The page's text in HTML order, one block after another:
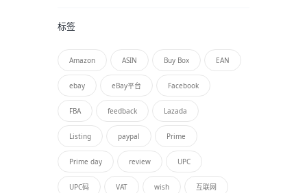
标签
Amazon ASIN Buy Box EAN
ebay eBay平台 Facebook
FBA feedback Lazada
Listing paypal Prime
Prime day review UPC
UPC码 VAT wish 互联网